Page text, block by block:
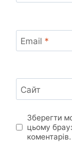
Email *
Сайт
Зберегти
цьому
коментарів.